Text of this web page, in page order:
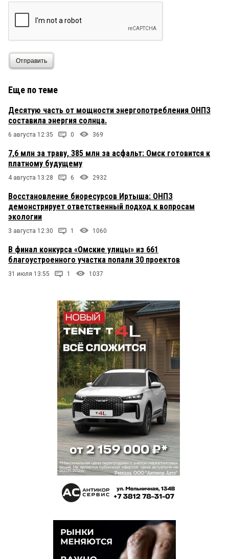
Отправить
Еще по теме
Десятую часть от мощности энергопотребления ОНПЗ
составила энергия солнца.
6 августа 12:35 0 369
7,6 млн за траву, 385 млн за асфальт: Омск готовится к
платному будущему
4 августа 13:28 6 2932
Восстановление биоресурсов Иртыша: ОНПЗ
демонстрирует ответственный подход к вопросам
экологии
3 августа 12:30 1 1060
В финал конкурса «Омские улицы» из 661
благоустроенного участка попали 30 проектов
31 июля 13:55 1 1037